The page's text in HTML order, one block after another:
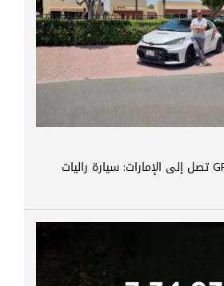
تويوتا GR Yaris 2026 تصل إلى الإمارات: سيارة راليات